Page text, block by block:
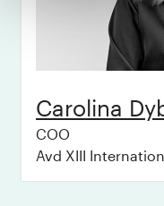
Carolina
COO
Avd XIII